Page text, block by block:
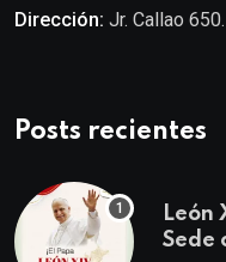
Dirección: Jr. Callao
Posts recientes
León
Sede